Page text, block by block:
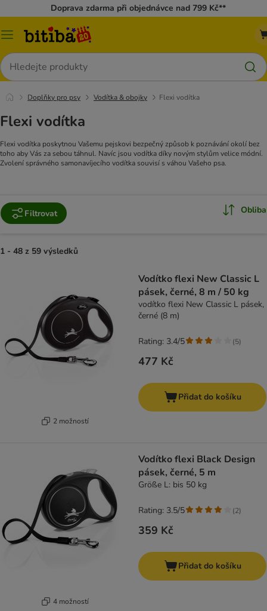
Doprava zdarma při objednávce nad 799 Kč**
Kategorie
Hledat
Doplňky pro psy Vodítka & obojky Flexi vodítka
Flexi vodítka
Flexi vodítka poskytnou Vašemu pejskovi bezpečný způsob k poznávání okolí bez
toho aby Vás za sebou táhnul. Navíc jsou vodítka díky novým stylům velice módní.
Zvolení správného samonavíjecího vodítka souvisí s váhou Vašeho psa.
Filtrovat Obliba
1 - 48 z 59 výsledků
2 možností
Vodítko flexi New Classic L
pásek, černé, 8 m / 50 kg
vodítko flexi New Classic L pásek,
černé (8 m)
477 Kč
Rating: 3.4/5 (5)
Přidat do košíku
4 možností
Vodítko flexi Black Design
pásek, černé, 5 m
Größe L: bis 50 kg
359 Kč
Rating: 3.5/5 (2)
Přidat do košíku